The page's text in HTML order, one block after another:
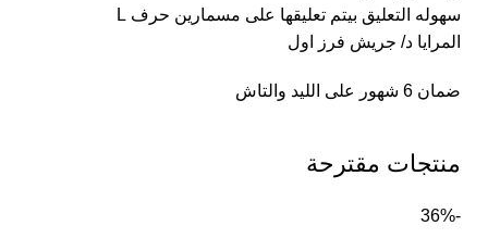
سهوله التعليق بيتم تعليقها على مسمارين حرف L
المرايا د/ جريش فرز اول
ضمان 6 شهور على الليد والتاش
منتجات مقترحة
-36%